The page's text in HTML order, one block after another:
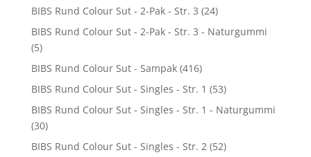
BIBS Rund Colour Sut - 2-Pak - Str. 3 (24)
BIBS Rund Colour Sut - 2-Pak - Str. 3 - Naturgummi
(5)
BIBS Rund Colour Sut - Sampak (416)
BIBS Rund Colour Sut - Singles - Str. 1 (53)
BIBS Rund Colour Sut - Singles - Str. 1 - Naturgummi
(30)
BIBS Rund Colour Sut - Singles - Str. 2 (52)